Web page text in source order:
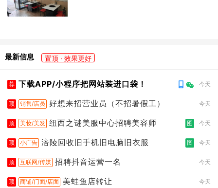
最新信息 置顶 · 效果更好
荐 下载APP/小程序把网站装进口袋！ 今天
顶 销售/店员 好想来招营业员（不招暑假工） 今天
顶 美妆/美发 纽西之谜美服中心招聘美容师 图 今天
顶 小广告 涪陵回收旧手机旧电脑旧衣服 图 今天
顶 互联网/传媒 招聘抖音运营一名 今天
顶 商铺/门面/店面 美蛙鱼店转让 今天